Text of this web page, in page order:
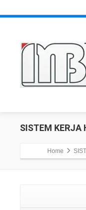
SISTEM KERJA
Home